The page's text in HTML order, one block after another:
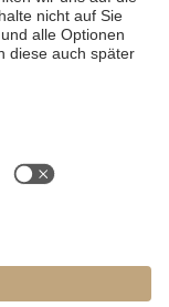
apresentadas
Por isso, se
e concede à
relativas à
a partir do seu
parceiro de
são